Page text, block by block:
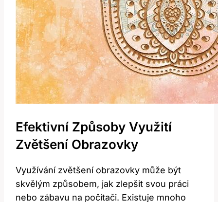
Efektivní Způsoby ⁤využití
Zvětšení Obrazovky
Využívání zvětšení‌ obrazovky může být
⁣skvělým způsobem, jak zlepšit svou práci
nebo zábavu‌ na počítači. Existuje mnoho